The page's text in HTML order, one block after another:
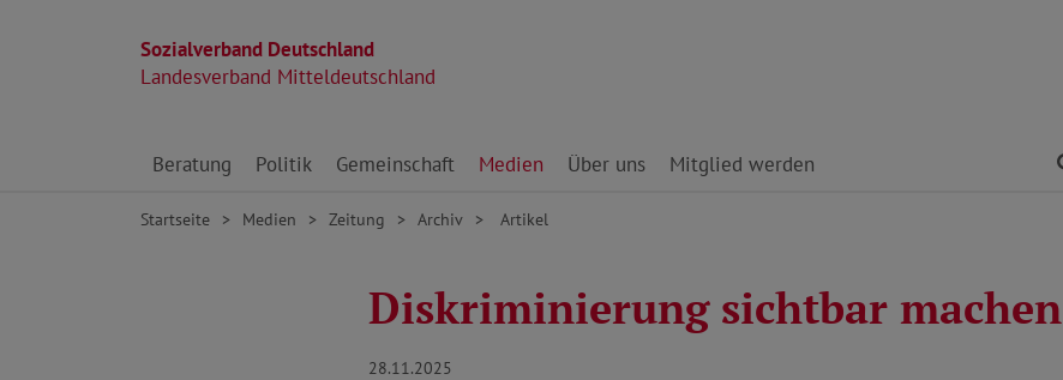
Sozialverband Deutschland
Landesverband Mitteldeutschland
Direkt zu den Inhalten springen
Beratung Politik Gemeinschaft Medien Über uns Mitglied werden
Startseite Medien Zeitung Archiv Artikel
Diskriminierung sichtbar machen
28.11.2025